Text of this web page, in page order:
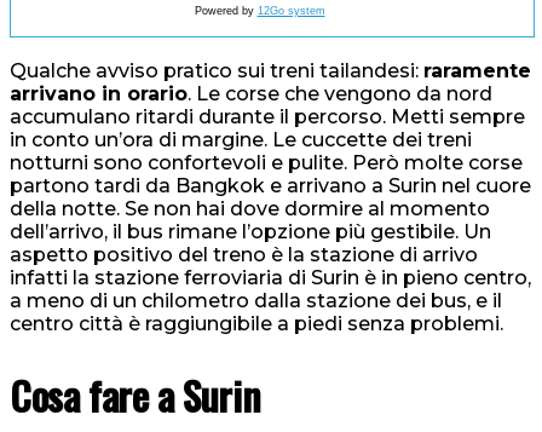
Powered by 12Go system
Qualche avviso pratico sui treni tailandesi: raramente
arrivano in orario. Le corse che vengono da nord
accumulano ritardi durante il percorso. Metti sempre
in conto un’ora di margine. Le cuccette dei treni
notturni sono confortevoli e pulite. Però molte corse
partono tardi da Bangkok e arrivano a Surin nel cuore
della notte. Se non hai dove dormire al momento
dell’arrivo, il bus rimane l’opzione più gestibile. Un
aspetto positivo del treno è la stazione di arrivo
infatti la stazione ferroviaria di Surin è in pieno centro,
a meno di un chilometro dalla stazione dei bus, e il
centro città è raggiungibile a piedi senza problemi.
Cosa fare a Surin